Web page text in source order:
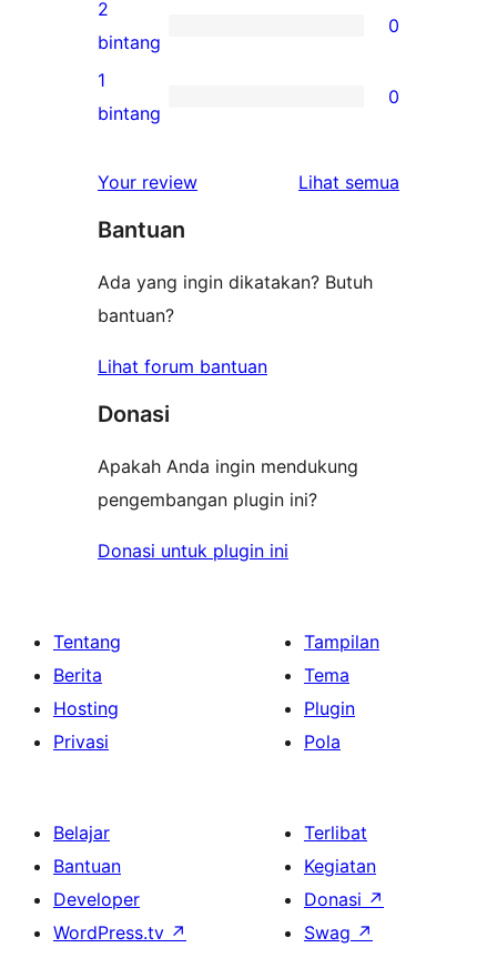
3-
bintang
0
ulasan
2-
2
bintang
0
0
1-
1
bintang
0
Your review Lihat semua
Bantuan
Ada yang ingin dikatakan? Butuh
bantuan?
Lihat forum bantuan
Donasi
Apakah Anda ingin mendukung
pengembangan plugin ini?
Donasi untuk plugin ini
Tentang
Berita
Hosting
Privasi
Tampilan
Tema
Plugin
Pola
Belajar
Bantuan
Developer
WordPress.tv ↗
Terlibat
Kegiatan
Donasi ↗
Swag ↗